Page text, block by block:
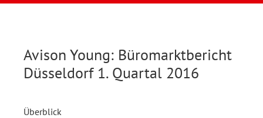
Avison Young: Büromarktbericht
Düsseldorf 1. Quartal 2016
Überblick